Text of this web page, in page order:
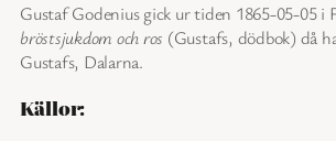
Gustaf Godenius gick ur tiden 1865-05-05 i
bröstsjukdom och ros (Gustafs, dödbok) då
Gustafs, Dalarna.
Källor: